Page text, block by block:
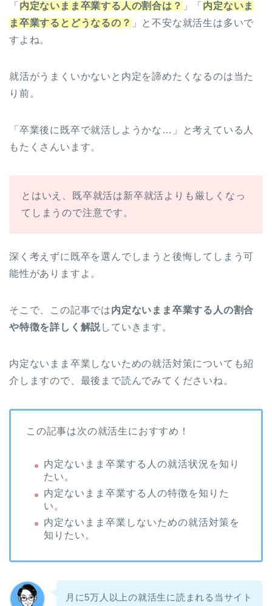
「 内定ないまま卒業する人の割合は？ 」「 内定ないま
ま卒業するとどうなるの？ 」と不安な就活生は多いで
すよね。
就活がうまくいかないと内定を諦めたくなるのは当た
り前。
「卒業後に既卒で就活しようかな…」と考えている人
もたくさんいます。
とはいえ、既卒就活は新卒就活よりも厳しくなっ
てしまうので注意です。
深く考えずに既卒を選んでしまうと後悔してしまう可
能性がありますよ。
そこで、この記事では内定ないまま卒業する人の割合
や特徴を詳しく解説 していきます。
内定ないまま卒業しないための就活対策についても紹
介しますので、最後まで読んでみてくださいね。
この記事は次の就活生におすすめ！
内定ないまま卒業する人の就活状況を知り
たい。
内定ないまま卒業する人の特徴を知りた
い。
内定ないまま卒業しないための就活対策を
知りたい。
月に5万人以上の就活生に読まれる当サイト